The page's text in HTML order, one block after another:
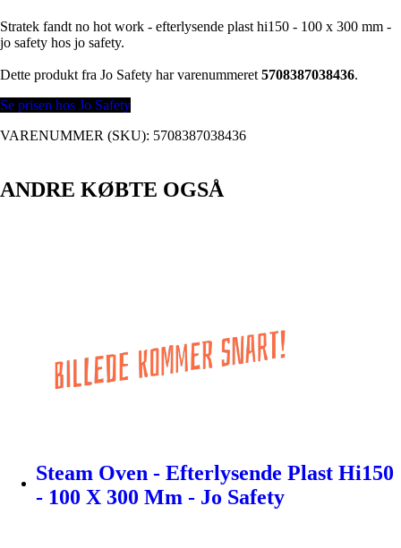
Stratek fandt no hot work - efterlysende plast hi150 - 100 x 300 mm -
jo safety hos jo safety.
Dette produkt fra Jo Safety har varenummeret 5708387038436.
Se prisen hos Jo Safety
VARENUMMER (SKU): 5708387038436
ANDRE KØBTE OGSÅ
Steam Oven - Efterlysende Plast Hi150
- 100 X 300 Mm - Jo Safety